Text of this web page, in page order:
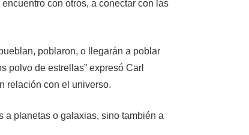
con otros, a conectar con las
poblaron, o llegarán a poblar
polvo de estrellas” expresó Carl
relación con el universo.
a planetas o galaxias, sino también a